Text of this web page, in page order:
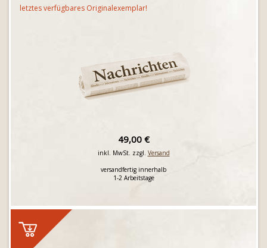
letztes verfügbares Originalexemplar!
49,00 €
inkl. MwSt. zzgl. Versand
versandfertig innerhalb
1-2 Arbeitstage